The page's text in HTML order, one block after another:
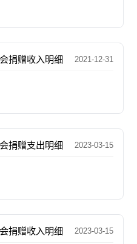
捐赠收入明细 2021-12-31
捐赠支出明细 2023-03-15
捐赠收入明细 2023-03-15